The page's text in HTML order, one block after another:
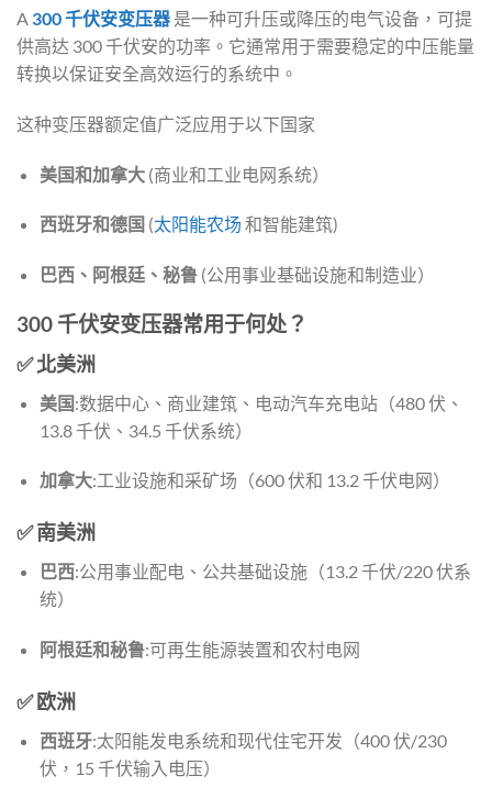
A 300 千伏安变压器 是一种可升压或降压的电气设备，可提
供高达 300 千伏安的功率。它通常用于需要稳定的中压能量
转换以保证安全高效运行的系统中。
这种变压器额定值广泛应用于以下国家
美国和加拿大(商业和工业电网系统）
西班牙和德国 (太阳能农场 和智能建筑)
巴西、阿根廷、秘鲁(公用事业基础设施和制造业）
300 千伏安变压器常用于何处？
✅ 北美洲
美国:数据中心、商业建筑、电动汽车充电站（480 伏、
13.8 千伏、34.5 千伏系统）
加拿大:工业设施和采矿场（600 伏和 13.2 千伏电网）
✅ 南美洲
巴西:公用事业配电、公共基础设施（13.2 千伏/220 伏系
统）
阿根廷和秘鲁:可再生能源装置和农村电网
✅ 欧洲
西班牙:太阳能发电系统和现代住宅开发（400 伏/230
伏，15 千伏输入电压）